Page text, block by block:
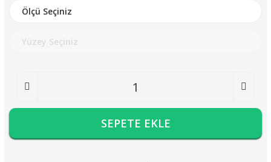
SEPETE EKLE